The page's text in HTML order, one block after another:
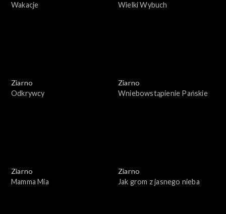
Wakacje
Wielki Wybuch
Ziarno
Odkrywcy
Ziarno
Wniebowstąpienie Pańskie
Ziarno
Mamma Mia
Ziarno
Jak grom z jasnego nieba